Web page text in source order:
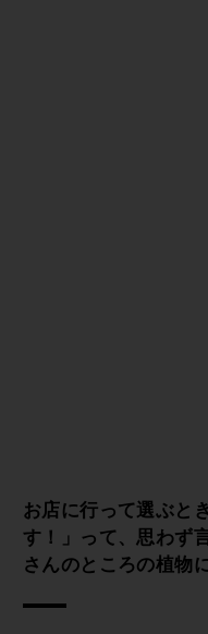
お店に行って選ぶと
す！」って、思わず
さんのところの植物